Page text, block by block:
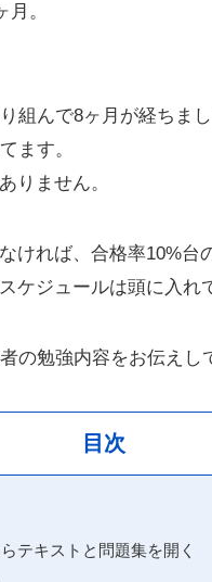
。
組んで8ヶ月が経ちまし
ます。
りません。
ければ、合格率10%台
ケジュールは頭に入れ
の勉強内容をお伝えし
目次
テキストと問題集を開く